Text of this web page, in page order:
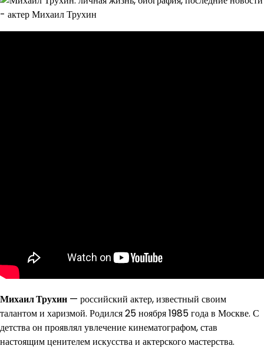
Михаил Трухин — российский актер, известный своим
талантом и харизмой. Родился 25 ноября 1985 года в Москве. С
детства он проявлял увлечение кинематографом, став
настоящим ценителем искусства и актерского мастерства.